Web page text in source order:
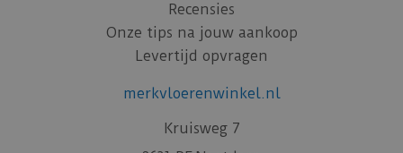
Recensies
Onze tips na jouw aankoop
Levertijd opvragen
merkvloerenwinkel.nl
Kruisweg 7